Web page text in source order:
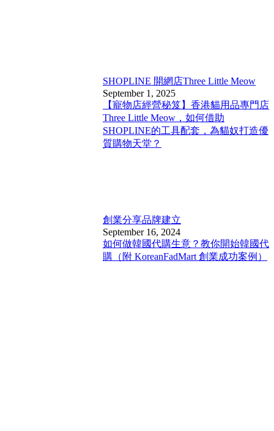
SHOPLINE 開網店Three Little Meow
September 1, 2025
【寵物店經營秘笈】香港貓用品專門店
Three Little Meow，如何借助
SHOPLINE的工具配套，為貓奴打造優
質購物天堂？
創業分享品牌建立
September 16, 2024
如何做韓國代購生意？教你開始韓國代
購（附 KoreanFadMart 創業成功案例）